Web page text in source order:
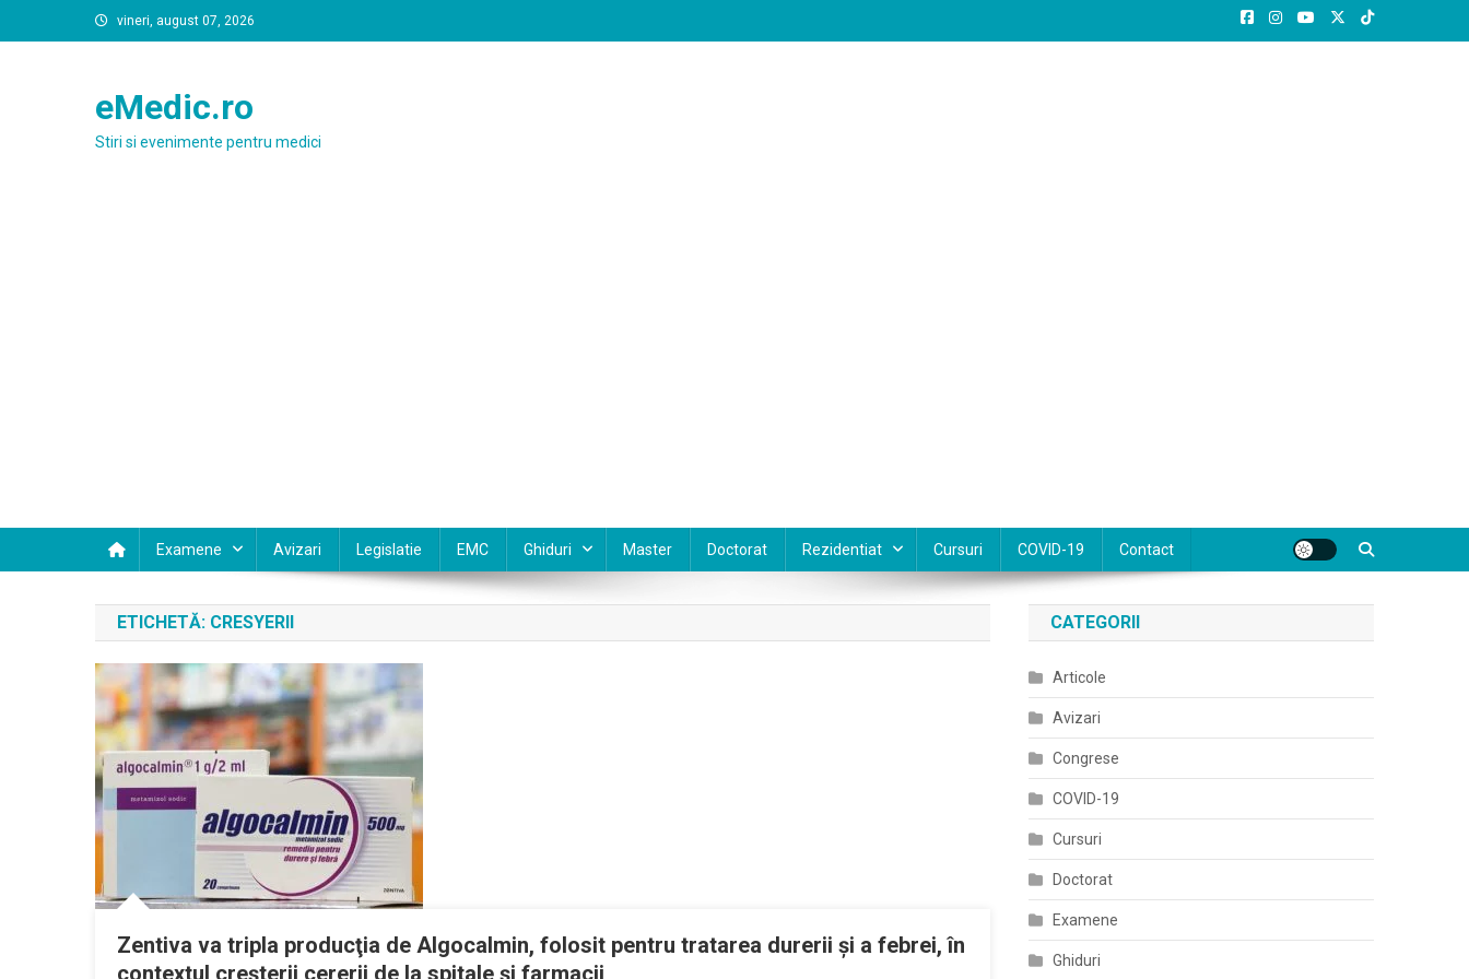
to
vineri, august 07, 2026
eMedic.ro
Stiri si evenimente pentru medici
Examene Avizari Legislatie EMC Ghiduri Master Doctorat Rezidentiat Cursuri COVID-19 Contact
ETICHETĂ: CRESYERII
Zentiva va tripla producţia de Algocalmin, folosit pentru tratarea durerii şi a febrei, în
contextul creşterii cererii de la spitale şi farmacii
CATEGORII
Articole
Avizari
Congrese
COVID-19
Cursuri
Doctorat
Examene
Ghiduri